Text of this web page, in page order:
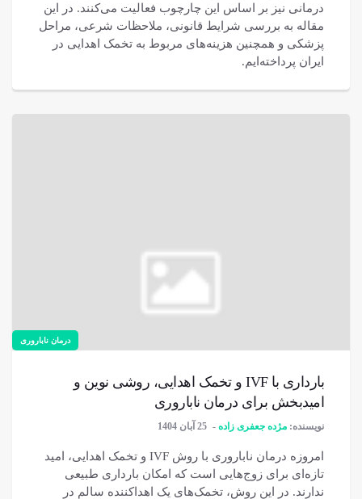
درمانی نیز بر اساس این چارچوب فعالیت می‌کنند. در این
مقاله به بررسی شرایط قانونی، ملاحظات شرعی، مراحل
پزشکی و همچنین هزینه‌های مربوط به تخمک اهدایی در
ایران پرداخته‌ایم.
درمان ناباروری
بارداری با IVF و تخمک اهدایی، روشی نوین و
امیدبخش برای درمان ناباروری
نویسنده: مژده جعفری زاده 25 آبان 1404
امروزه درمان ناباروری با روش IVF و تخمک اهدایی، امید
تازه‌ای برای زوج‌هایی است که امکان بارداری طبیعی
ندارند. در این روش، تخمک‌های یک اهداکننده سالم در